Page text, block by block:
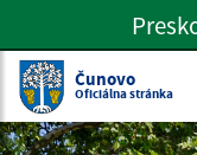
Čunovo
Oficiálna stránka